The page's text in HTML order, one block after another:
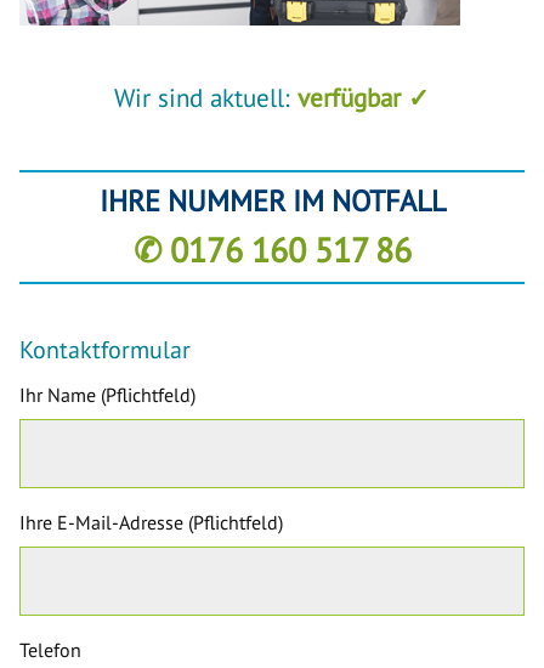
Wir sind aktuell: verfügbar ✓
IHRE NUMMER IM NOTFALL
✆ 0176 160 517 86
Kontaktformular
Ihr Name (Pflichtfeld)
Ihre E-Mail-Adresse (Pflichtfeld)
Telefon